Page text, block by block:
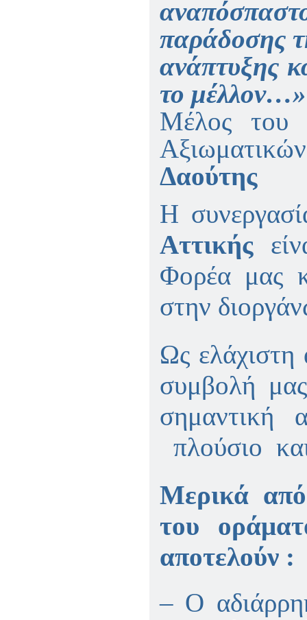
παράδοσης
ανάπτυξης
το μέλλον…»
Μέλος του
Δαούτης
Η
Αττικής
Φορέα μας
στην
Ως
συμβολή
σημαντική
πλούσιο
Μερικά
του
αποτελούν :
– Ο